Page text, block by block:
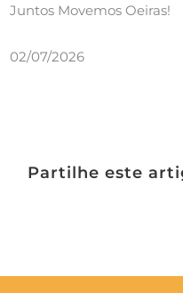
Juntos Movemos Oeiras!
02/07/2026
Partilhe este